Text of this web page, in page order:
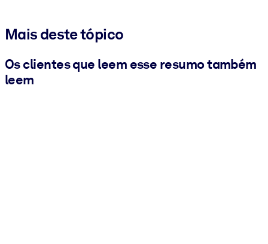
Mais deste tópico
Os clientes que leem esse resumo também
leem